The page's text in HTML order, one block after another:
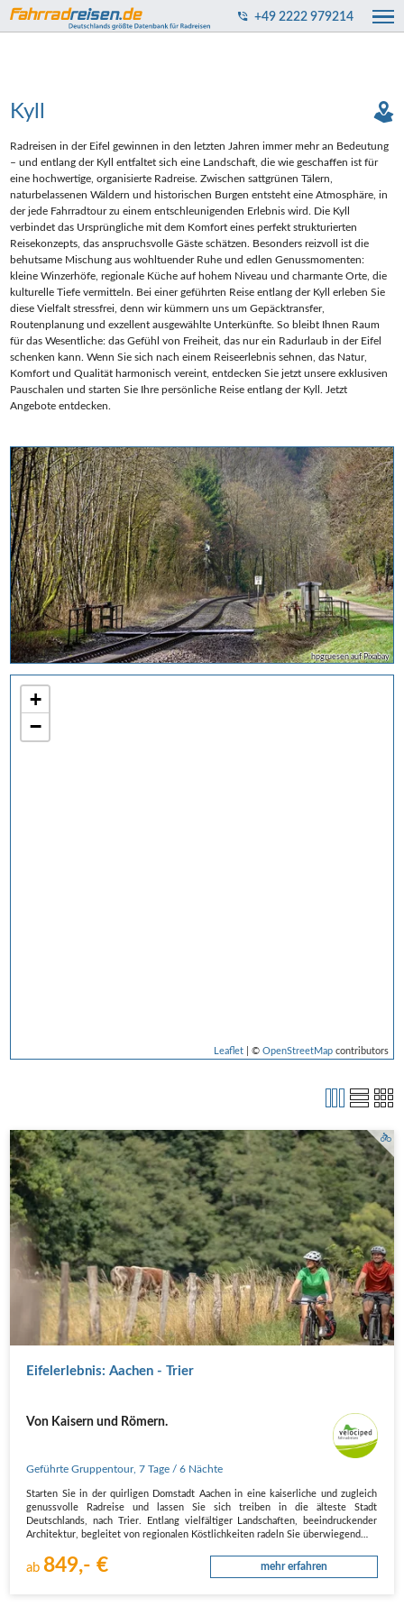
+49 2222 979214
hpgruesen auf Pixabay
+
−
Leaflet| © OpenStreetMapcontributors
Kyll
Radreisen in der Eifel gewinnen in den letzten Jahren immer mehr an Bedeutung
– und entlang der Kyll entfaltet sich eine Landschaft, die wie geschaffen ist für
eine hochwertige, organisierte Radreise. Zwischen sattgrünen Tälern,
naturbelassenen Wäldern und historischen Burgen entsteht eine Atmosphäre, in
der jede Fahrradtour zu einem entschleunigenden Erlebnis wird. Die Kyll
verbindet das Ursprüngliche mit dem Komfort eines perfekt strukturierten
Reisekonzepts, das anspruchsvolle Gäste schätzen. Besonders reizvoll ist die
behutsame Mischung aus wohltuender Ruhe und edlen Genussmomenten:
kleine Winzerhöfe, regionale Küche auf hohem Niveau und charmante Orte, die
kulturelle Tiefe vermitteln. Bei einer geführten Reise entlang der Kyll erleben Sie
diese Vielfalt stressfrei, denn wir kümmern uns um Gepäcktransfer,
Routenplanung und exzellent ausgewählte Unterkünfte. So bleibt Ihnen Raum
für das Wesentliche: das Gefühl von Freiheit, das nur ein Radurlaub in der Eifel
schenken kann. Wenn Sie sich nach einem Reiseerlebnis sehnen, das Natur,
Komfort und Qualität harmonisch vereint, entdecken Sie jetzt unsere exklusiven
Pauschalen und starten Sie Ihre persönliche Reise entlang der Kyll. Jetzt
Angebote entdecken.
Eifelerlebnis: Aachen - Trier
Von Kaisern und Römern.
Geführte Gruppentour,7 Tage / 6 Nächte
Starten Sie in der quirligen Domstadt Aachen in eine kaiserliche und zugleich
genussvolle Radreise und lassen Sie sich treiben in die älteste Stadt
Deutschlands, nach Trier. Entlang vielfältiger Landschaften, beeindruckender
Architektur, begleitet von regionalen Köstlichkeiten radeln Sie überwiegend…
ab 849,- € mehr erfahren